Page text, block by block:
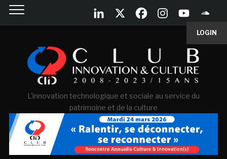
LOGIN
L'innovation technologique et sociale au service du
patrimoine et de la culture